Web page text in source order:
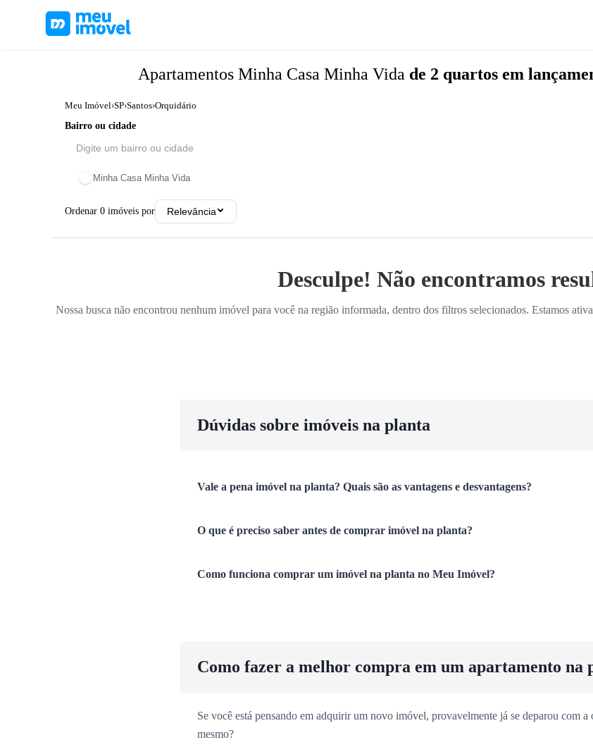
Apartamentos Minha Casa Minha Vida de 2 quartos em
Meu Imóvel›SP›Santos›Orquidário
Bairro ou cidade
Minha Casa Minha Vida
Ordenar 0 imóveis por Relevância
Desculpe! Não encontramos
Nossa busca não encontrou nenhum imóvel para você na região informada, dentro dos filtros selecionados. Estamos
Dúvidas sobre imóveis na planta
Vale a pena imóvel na planta? Quais são as vantagens e desvantagens?
O que é preciso saber antes de comprar imóvel na planta?
Como funciona comprar um imóvel na planta no Meu Imóvel?
Como fazer a melhor compra em um apartamento na
Se você está pensando em adquirir um novo imóvel, provavelmente já se deparou com
mesmo?